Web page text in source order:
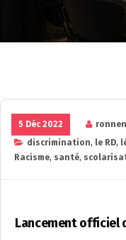
5 Déc 2022
discrimination, le RD,
Racisme, santé,
Lancement officiel